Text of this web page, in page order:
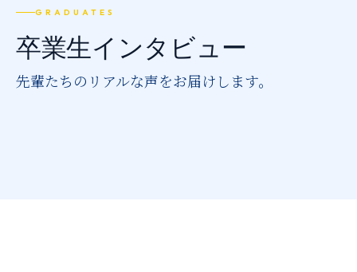
オープンキャンパス
GRADUATES
卒業生インタビュー
先輩たちのリアルな声をお届けします。